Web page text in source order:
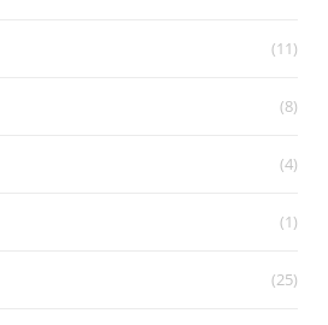
(11)
(8)
(4)
(1)
(25)